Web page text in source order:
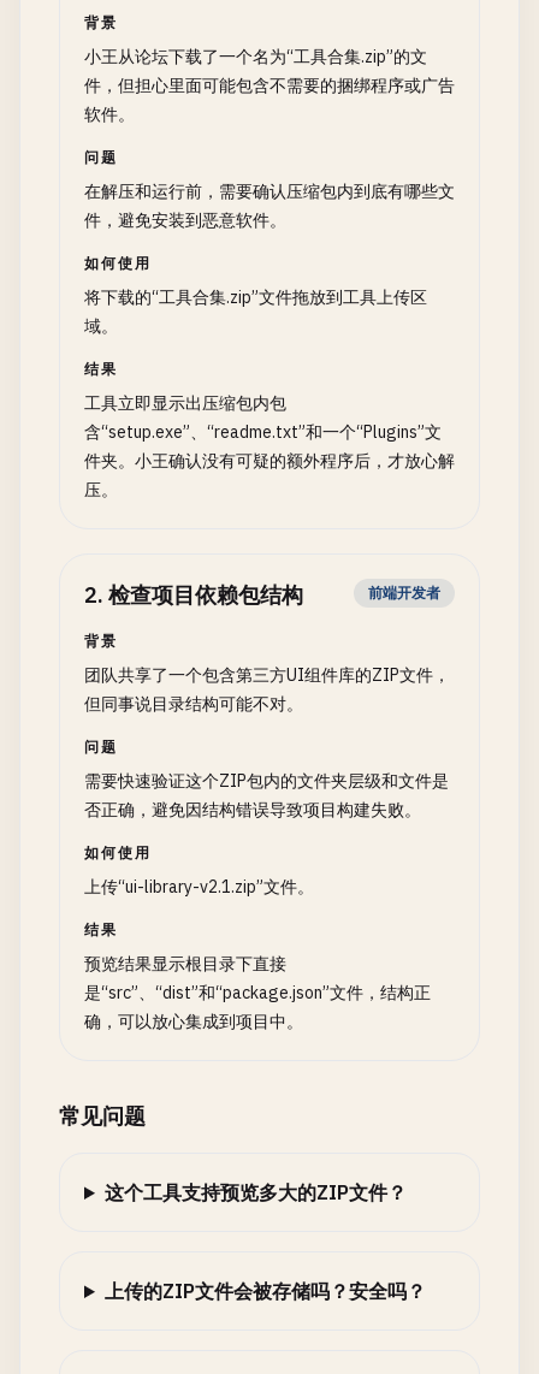
背景
小王从论坛下载了一个名为“工具合集.zip”的文
件，但担心里面可能包含不需要的捆绑程序或广告
软件。
问题
在解压和运行前，需要确认压缩包内到底有哪些文
件，避免安装到恶意软件。
如何使用
将下载的“工具合集.zip”文件拖放到工具上传区
域。
结果
工具立即显示出压缩包内包
含“setup.exe”、“readme.txt”和一个“Plugins”文
件夹。小王确认没有可疑的额外程序后，才放心解
压。
2. 检查项目依赖包结构 前端开发者
背景
团队共享了一个包含第三方UI组件库的ZIP文件，
但同事说目录结构可能不对。
问题
需要快速验证这个ZIP包内的文件夹层级和文件是
否正确，避免因结构错误导致项目构建失败。
如何使用
上传“ui-library-v2.1.zip”文件。
结果
预览结果显示根目录下直接
是“src”、“dist”和“package.json”文件，结构正
确，可以放心集成到项目中。
常见问题
这个工具支持预览多大的ZIP文件？
上传的ZIP文件会被存储吗？安全吗？